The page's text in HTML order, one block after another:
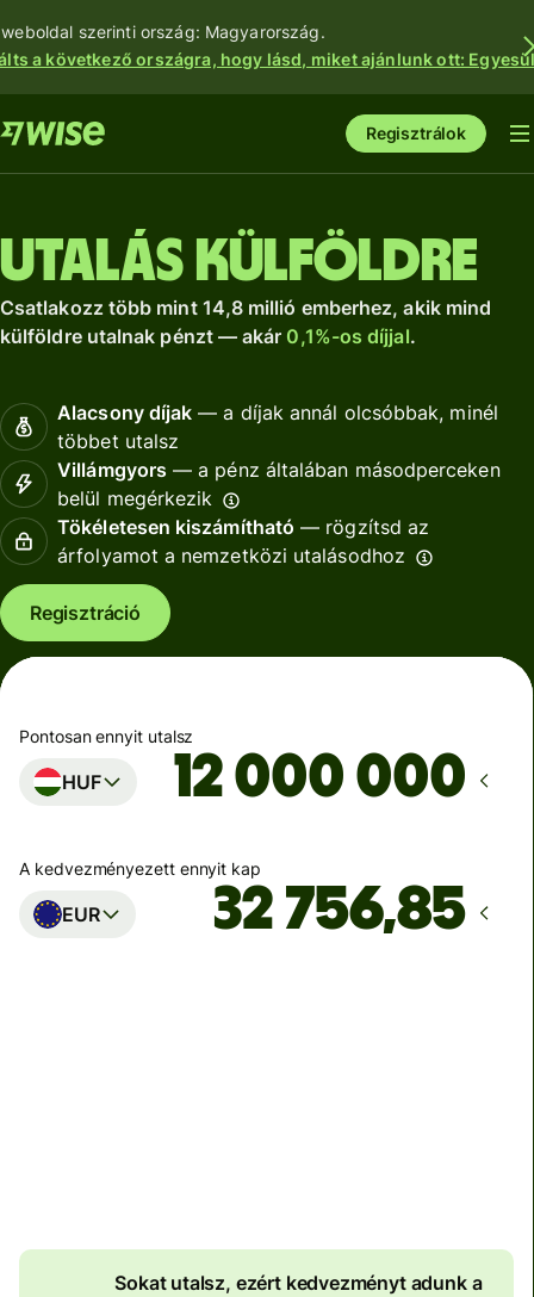
szerinti ország: Magyarország.
a következő országra, hogy lásd, miket ajánlunk ott:
Regisztrálok
Utalás külföldre
Csatlakozz több mint 14,8 millió emberhez, akik mind
külföldre utalnak pénzt — akár 0,1%-os díjjal.
Alacsony díjak — a díjak annál olcsóbbak, minél
többet utalsz
Villámgyors — a pénz általában másodperceken
belül megérkezik
Tökéletesen kiszámítható — rögzítsd az
árfolyamot a nemzetközi utalásodhoz
Regisztráció
Pontosan ennyit utalsz
HUF
A kedvezményezett ennyit kap
EUR
Sokat utalsz, ezért kedvezményt adunk a